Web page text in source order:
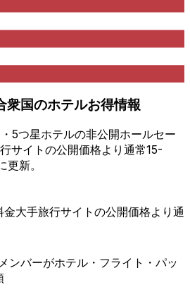
衆国のホテルお得情報
5つ星ホテルの非公開ホールセー
サイトの公開価格より通常15-
新。
金大手旅行サイトの公開価格より通
メンバーがホテル・フライト・パッ